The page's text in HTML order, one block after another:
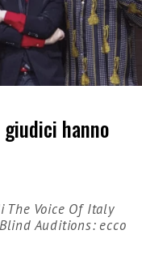
hanno
The Voice Of Italy
Auditions: ecco